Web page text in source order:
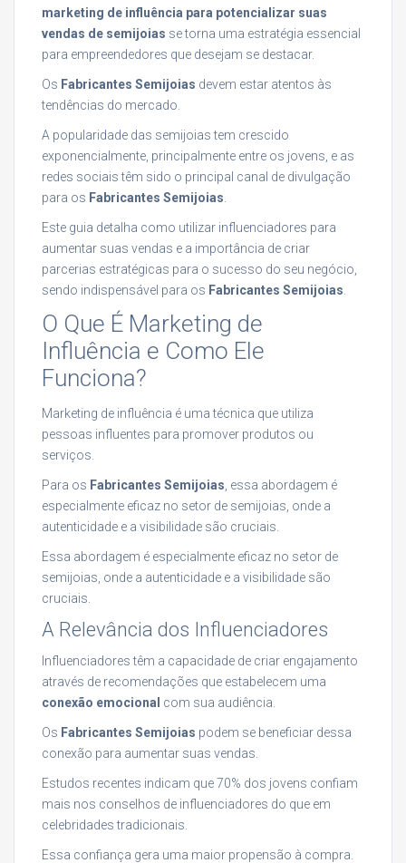
marketing de influência para potencializar suas
vendas de semijoias se torna uma estratégia essencial
para empreendedores que desejam se destacar.
Os Fabricantes Semijoias devem estar atentos às
tendências do mercado.
A popularidade das semijoias tem crescido
exponencialmente, principalmente entre os jovens, e as
redes sociais têm sido o principal canal de divulgação
para os Fabricantes Semijoias
Este guia detalha como utilizar influenciadores para
aumentar suas vendas e a importância de criar
parcerias estratégicas para o sucesso do seu negócio,
sendo indispensável para os Fabricantes Semijoias
O Que É Marketing de
Influência e Como Ele
Funciona?
Marketing de influência é uma técnica que utiliza
pessoas influentes para promover produtos ou
serviços.
Para os Fabricantes Semijoias , essa abordagem é
especialmente eficaz no setor de semijoias, onde a
autenticidade e a visibilidade são cruciais.
Essa abordagem é especialmente eficaz no setor de
semijoias, onde a autenticidade e a visibilidade são
cruciais.
A Relevância dos Influenciadores
Influenciadores têm a capacidade de criar engajamento
através de recomendações que estabelecem uma
conexão emocional com sua audiência.
Os Fabricantes Semijoias podem se beneficiar dessa
conexão para aumentar suas vendas.
Estudos recentes indicam que 70% dos jovens confiam
mais nos conselhos de influenciadores do que em
celebridades tradicionais.
Essa confiança gera uma maior propensão à compra.